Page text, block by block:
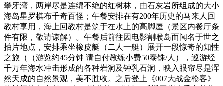
攀牙湾，两岸尽是连绵不绝的红树林，由石灰岩所组成的大小
海岛星罗棋布千奇百怪；午餐安排在有200年历史的马来人回
教村享用，海上回教村是筑于在水上的高脚屋（景区内餐厅条
件有限，敬请谅解）。午餐后前往因电影割喉岛而闻名于世之
拍片地点，安排乘坐橡皮艇（二人一艇）展开一段惊奇的知性
之旅（（游览约45分钟 请自付教练小费50泰铢/人），巡游经
千万年海水冲击形成的各种岩洞及钟乳石洞，映入眼帘尽是浑
然天成的自然景观，美不胜收。之后登上《007大战金枪客》